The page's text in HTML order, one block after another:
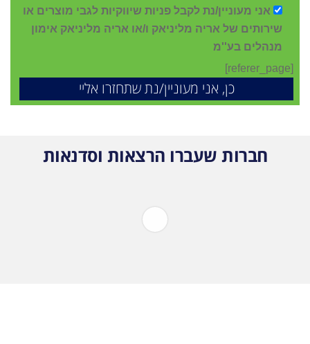
אני מעוניין/נת לקבל פניות שיווקיות לגבי מוצרים או
שירותים של אריה מליניאק ו/או אריה מליניאק אימון
מנהלים בע''מ
[referer_page]
חברות שעברו הרצאות וסדנאות